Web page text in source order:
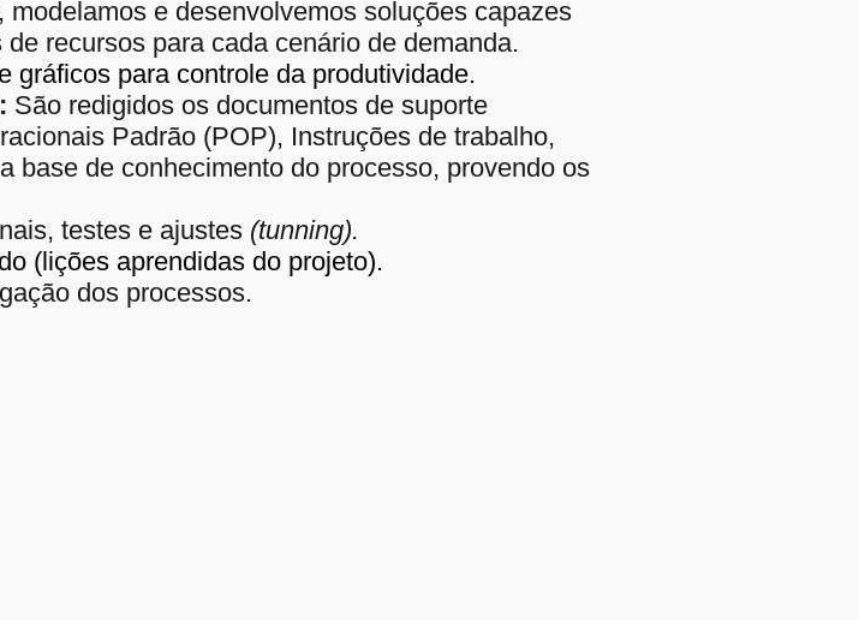
modelamos e desenvolvemos soluções capazes
recursos para cada cenário de demanda.
gráficos para controle da produtividade.
São redigidos os documentos de suporte
Padrão (POP), Instruções de trabalho,
base de conhecimento do processo, provendo os
testes e ajustes (tunning).
(lições aprendidas do projeto).
dos processos.